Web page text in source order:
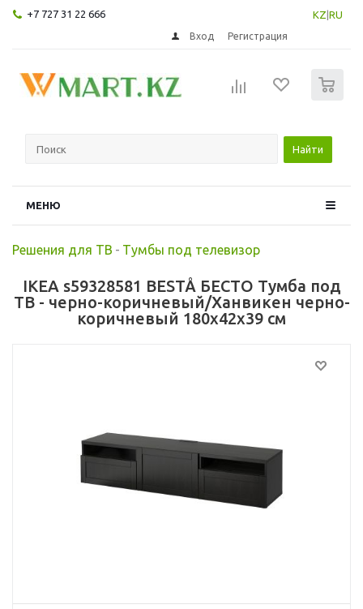
+7 727 31 22 666 KZ RU
Вход Регистрация
Найти
МЕНЮ
Решения для ТВ - Тумбы под телевизор
IKEA s59328581 BESTÅ БЕСТО Тумба под
ТВ - черно-коричневый/Ханвикен черно-
коричневый 180x42x39 см